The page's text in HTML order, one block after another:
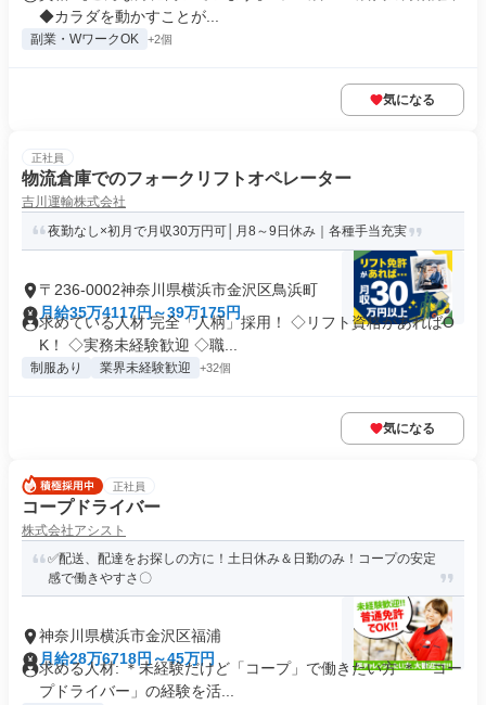
◆カラダを動かすことが...
副業・WワークOK +2個
気になる
正社員
物流倉庫でのフォークリフトオペレーター
吉川運輸株式会社
夜勤なし×初月で月収30万円可│月8～9日休み｜各種手当充実
〒236-0002神奈川県横浜市金沢区鳥浜町
月給35万4117円～39万175円
求めている人材 完全「人柄」採用！ ◇リフト資格があればO
K！ ◇実務未経験歓迎 ◇職...
制服あり 業界未経験歓迎 +32個
気になる
正社員
コープドライバー
株式会社アシスト
✅️配送、配達をお探しの方に！土日休み＆日勤のみ！コープの安定
感で働きやすさ〇
神奈川県横浜市金沢区福浦
月給28万6718円～45万円
求める人材: ＊未経験だけど「コープ」で働きたい方 ＊「コー
プドライバー」の経験を活...